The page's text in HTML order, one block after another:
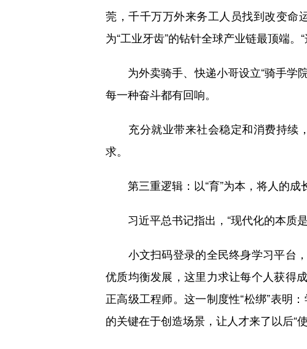
莞，千千万万外来务工人员找到改变命
为“工业牙齿”的钻针全球产业链最顶端。
为外卖骑手、快递小哥设立“骑手学院
每一种奋斗都有回响。
充分就业带来社会稳定和消费持续，
求。
第三重逻辑：以“育”为本，将人的成
习近平总书记指出，“现代化的本质是
小文扫码登录的全民终身学习平台，
优质均衡发展，这里力求让每个人获得
正高级工程师。这一制度性“松绑”表明
的关键在于创造场景，让人才来了以后“